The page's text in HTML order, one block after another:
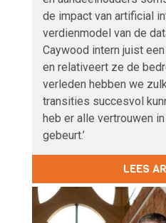
de impact van artificial
verdienmodel van de
Caywood intern juist
en relativeert ze de
verleden hebben we
transities succesvol
heb er alle vertrouwen
gebeurt.’
LEES